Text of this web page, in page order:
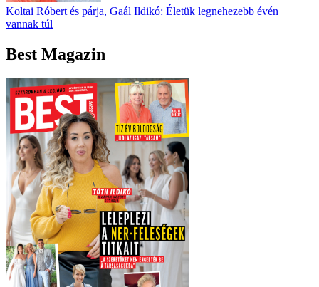
Koltai Róbert és párja, Gaál Ildikó: Életük legnehezebb évén
vannak túl
Best Magazin